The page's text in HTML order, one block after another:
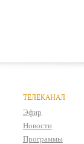
ТЕЛЕКАНАЛ
Эфир
Новости
Программы